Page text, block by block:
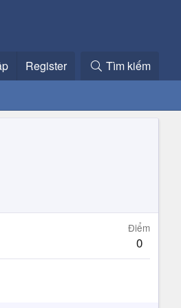
Register Tìm kiếm
Điểm
0